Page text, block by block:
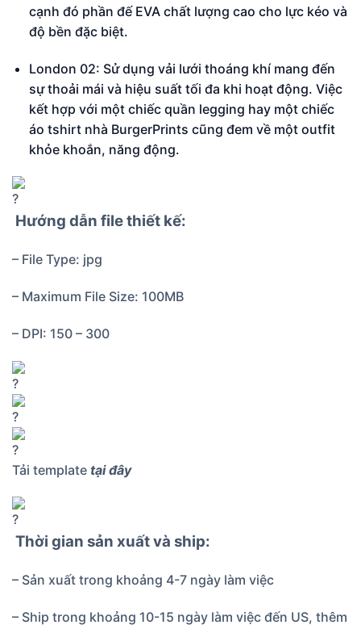
cạnh đó phần đế EVA chất lượng cao cho lực kéo và
độ bền đặc biệt.
London 02: Sử dụng vải lưới thoáng khí mang đến
sự thoải mái và hiệu suất tối đa khi hoạt động. Việc
kết hợp với một chiếc quần legging hay một chiếc
áo tshirt nhà BurgerPrints cũng đem về một outfit
khỏe khoắn, năng động.
Hướng dẫn file thiết kế:
– File Type: jpg
– Maximum File Size: 100MB
– DPI: 150 – 300
Tải template tại đây
Thời gian sản xuất và ship:
– Sản xuất trong khoảng 4-7 ngày làm việc
– Ship trong khoảng 10-15 ngày làm việc đến US, thêm